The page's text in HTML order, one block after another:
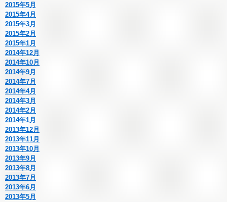
2015年5月
2015年4月
2015年3月
2015年2月
2015年1月
2014年12月
2014年10月
2014年9月
2014年7月
2014年4月
2014年3月
2014年2月
2014年1月
2013年12月
2013年11月
2013年10月
2013年9月
2013年8月
2013年7月
2013年6月
2013年5月